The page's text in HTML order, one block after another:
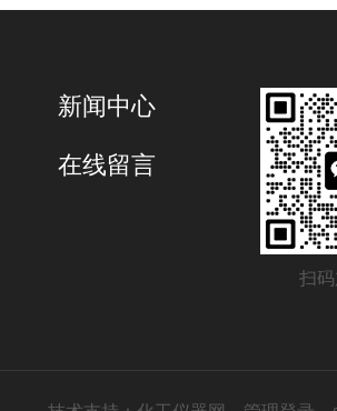
扫
新闻中心
在线留言